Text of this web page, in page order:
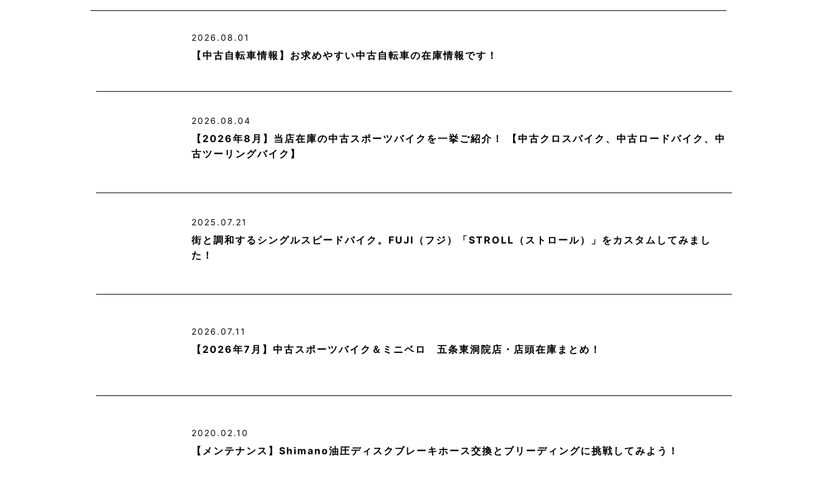
2026.08.01
【中古自転車情報】お求めやすい中古自転車の在庫情報です！
2026.08.04
【2026年8月】当店在庫の中古スポーツバイクを一挙ご紹介！ 【中古クロスバイク、中古ロードバイク、中
古ツーリングバイク】
2025.07.21
街と調和するシングルスピードバイク。FUJI（フジ）「STROLL（ストロール）」をカスタムしてみまし
た！
2026.07.11
【2026年7月】中古スポーツバイク＆ミニベロ 五条東洞院店・店頭在庫まとめ！
2020.02.10
【メンテナンス】Shimano油圧ディスクブレーキホース交換とブリーディングに挑戦してみよう！